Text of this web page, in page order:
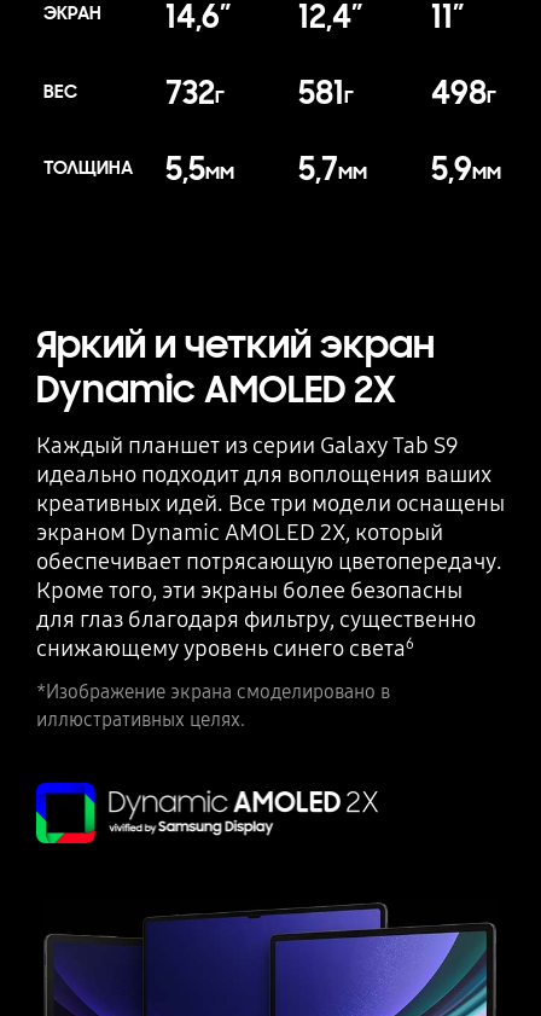
ЭКРАН 14,6″ 12,4″ 11″
ВЕС 732г 581г 498г
ТОЛЩИНА 5,5мм 5,7мм 5,9мм
Яркий и четкий экран
Dynamic AMOLED 2X
Каждый планшет из серии Galaxy Tab S9
идеально подходит для воплощения ваших
креативных идей. Все три модели оснащены
экраном Dynamic AMOLED 2X, который
обеспечивает потрясающую цветопередачу.
Кроме того, эти экраны более безопасны
для глаз благодаря фильтру, существенно
снижающему уровень синего света6
*Изображение экрана смоделировано в
иллюстративных целях.